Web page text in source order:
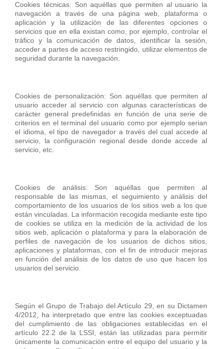
Cookies técnicas: Son aquéllas que permiten al usuario la
navegación a través de una página web, plataforma o
aplicación y la utilización de las diferentes opciones o
servicios que en ella existan como, por ejemplo, controlar el
tráfico y la comunicación de datos, identificar la sesión,
acceder a partes de acceso restringido, utilizar elementos de
seguridad durante la navegación.
Cookies de personalización: Son aquéllas que permiten al
usuario acceder al servicio con algunas características de
carácter general predefinidas en función de una serie de
criterios en el terminal del usuario como por ejemplo serian
el idioma, el tipo de navegador a través del cual accede al
servicio, la configuración regional desde donde accede al
servicio, etc.
Cookies de análisis: Son aquéllas que permiten al
responsable de las mismas, el seguimiento y análisis del
comportamiento de los usuarios de los sitios web a los que
están vinculadas. La información recogida mediante este tipo
de cookies se utiliza en la medición de la actividad de los
sitios web, aplicación o plataforma y para la elaboración de
perfiles de navegación de los usuarios de dichos sitios,
aplicaciones y plataformas, con el fin de introducir mejoras
en función del análisis de los datos de uso que hacen los
usuarios del servicio.
Según el Grupo de Trabajo del Artículo 29, en su Dictamen
4/2012, ha interpretado que entre las cookies exceptuadas
del cumplimiento de las obligaciones establecidas en el
artículo 22.2 de la LSSI, están las utilizadas para permitir
únicamente la comunicación entre el equipo del usuario y la